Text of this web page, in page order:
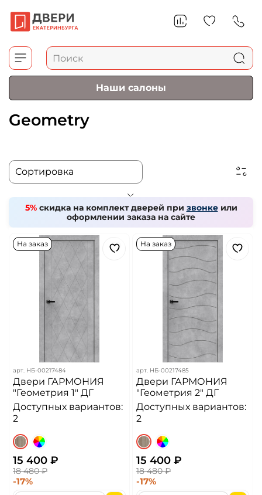
Наши салоны
Geometry
5% скидка на комплект дверей при звонкеили
оформлении заказа на сайте
На заказ
арт. НБ-00217484
Двери ГАРМОНИЯ
"Геометрия 1" ДГ
Доступных вариантов:
2
15 400 ₽
18 480 ₽
-17%
На заказ
арт. НБ-00217485
Двери ГАРМОНИЯ
"Геометрия 2" ДГ
Доступных вариантов:
2
15 400 ₽
18 480 ₽
-17%